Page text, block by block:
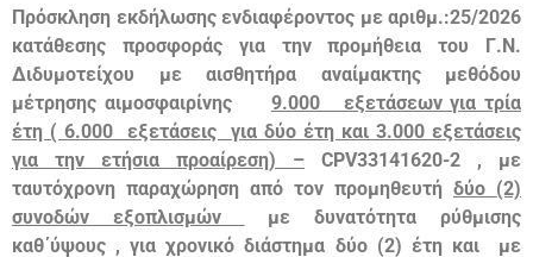
Πρόσκληση εκδήλωσης ενδιαφέροντος με αριθμ.:25/2026
κατάθεσης προσφοράς για την προμήθεια του Γ.Ν.
Διδυμοτείχου με αισθητήρα αναίμακτης μεθόδου
μέτρησης αιμοσφαιρίνης 9.000 εξετάσεων για τρία
έτη ( 6.000 εξετάσεις για δύο έτη και 3.000 εξετάσεις
για την ετήσια προαίρεση) – CPV33141620-2 , με
ταυτόχρονη παραχώρηση από τον προμηθευτή δύο (2)
συνοδών εξοπλισμών
με δυνατότητα ρύθμισης
καθ΄ύψους , για χρονικό διάστημα δύο (2) έτη και με